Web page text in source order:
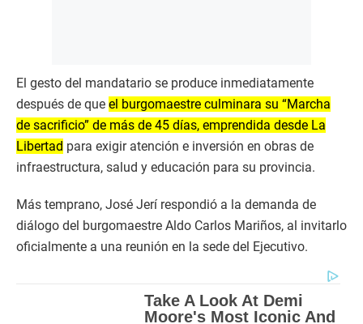
El gesto del mandatario se produce inmediatamente
después de que el burgomaestre culminara su “Marcha
de sacrificio” de más de 45 días, emprendida desde La
Libertad para exigir atención e inversión en obras de
infraestructura, salud y educación para su provincia.
Más temprano, José Jerí respondió a la demanda de
diálogo del burgomaestre Aldo Carlos Mariños, al invitarlo
oficialmente a una reunión en la sede del Ejecutivo.